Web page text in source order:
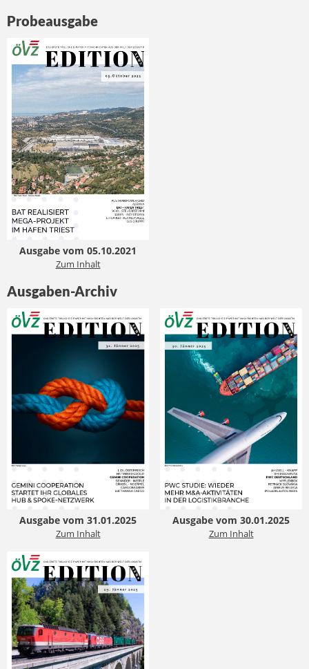
Probeausgabe
Ausgabe vom 05.10.2021
Zum Inhalt
Ausgaben-Archiv
Ausgabe vom 31.01.2025
Zum Inhalt
Ausgabe vom 30.01.2025
Zum Inhalt